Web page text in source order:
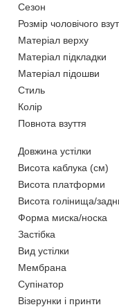
Сезон
Розмір чоловічого
Матеріал верху
Матеріал підкладки
Матеріал підошви
Стиль
Колір
Повнота взуття
Довжина устілки
Висота каблука (см)
Висота платформи
Висота голінища/
Форма миска/носка
Застібка
Вид устілки
Мембрана
Супінатор
Візерунки і принти